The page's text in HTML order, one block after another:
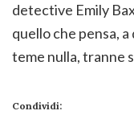
detective Emily
quello che pensa,
teme nulla, tranne
Condividi: